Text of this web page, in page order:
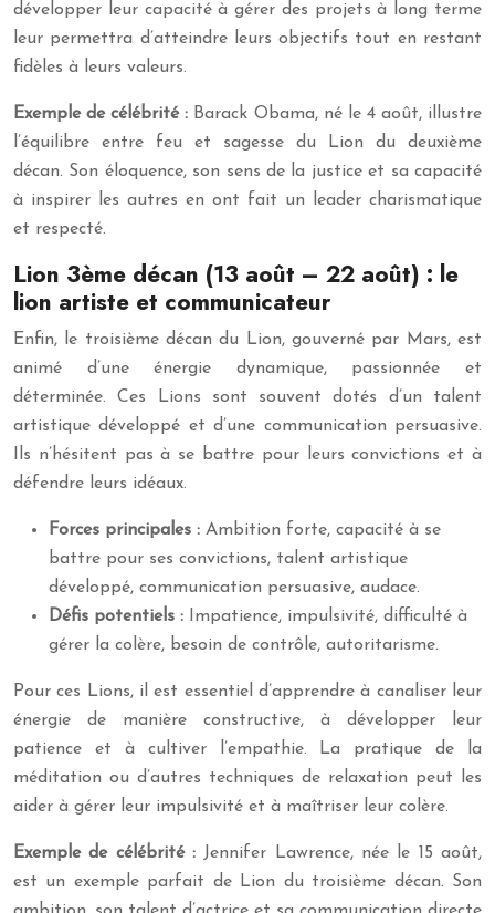
développer leur capacité à gérer des projets à long terme
leur permettra d’atteindre leurs objectifs tout en restant
fidèles à leurs valeurs.
Exemple de célébrité : Barack Obama, né le 4 août, illustre
l’équilibre entre feu et sagesse du Lion du deuxième
décan. Son éloquence, son sens de la justice et sa capacité
à inspirer les autres en ont fait un leader charismatique
et respecté.
Lion 3ème décan (13 août – 22 août) : le
lion artiste et communicateur
Enfin, le troisième décan du Lion, gouverné par Mars, est
animé d’une énergie dynamique, passionnée et
déterminée. Ces Lions sont souvent dotés d’un talent
artistique développé et d’une communication persuasive.
Ils n’hésitent pas à se battre pour leurs convictions et à
défendre leurs idéaux.
Forces principales : Ambition forte, capacité à se
battre pour ses convictions, talent artistique
développé, communication persuasive, audace.
Défis potentiels :
Impatience, impulsivité, difficulté à
gérer la colère, besoin de contrôle, autoritarisme.
Pour ces Lions, il est essentiel d’apprendre à canaliser leur
énergie de manière constructive, à développer leur
patience et à cultiver l’empathie. La pratique de la
méditation ou d’autres techniques de relaxation peut les
aider à gérer leur impulsivité et à maîtriser leur colère.
Exemple de célébrité : Jennifer Lawrence, née le 15 août,
est un exemple parfait de Lion du troisième décan. Son